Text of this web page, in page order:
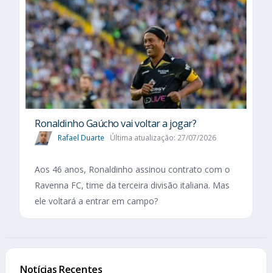
Ronaldinho Gaúcho vai voltar a jogar?
Rafael Duarte Última atualização: 27/07/2026
Aos 46 anos, Ronaldinho assinou contrato com o
Ravenna FC, time da terceira divisão italiana. Mas
ele voltará a entrar em campo?
Notícias Recentes